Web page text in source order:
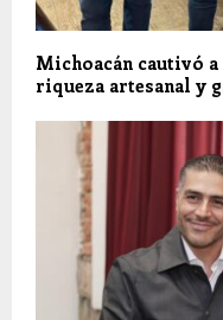
Michoacán cautivó
riqueza artesanal y